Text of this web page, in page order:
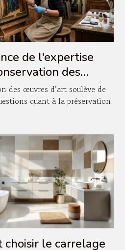
de l'expertise
des
des œuvres d’art soulève de
quant à la préservation
choisir le carrelage